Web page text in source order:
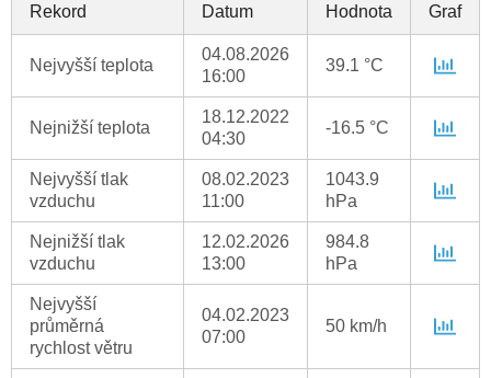
Rekord Datum Hodnota Graf
Nejvyšší teplota
04.08.2026
16:00
39.1 °C
Nejnižší teplota
18.12.2022
04:30
-16.5 °C
Nejvyšší tlak
vzduchu
08.02.2023
11:00
1043.9
hPa
Nejnižší tlak
vzduchu
12.02.2026
13:00
984.8
hPa
Nejvyšší
průměrná
rychlost větru
04.02.2023
07:00
50 km/h